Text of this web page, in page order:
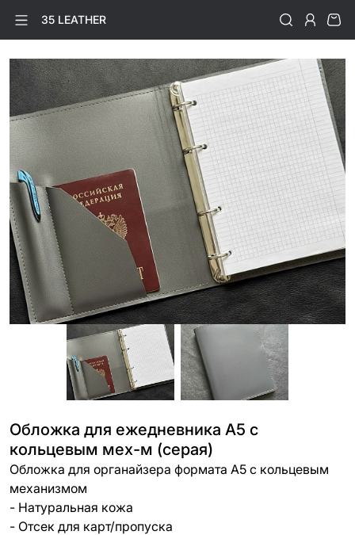
35 LEATHER
Обложка для ежедневника А5 с
кольцевым мех-м (серая)
Обложка для органайзера формата А5 с кольцевым
механизмом
- Натуральная кожа
- Отсек для карт/пропуска